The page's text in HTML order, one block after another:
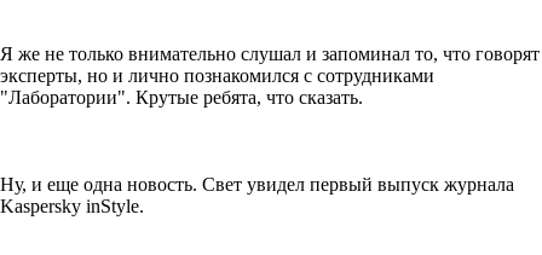
Я же не только внимательно слушал и запоминал то, что говорят
эксперты, но и лично познакомился с сотрудниками
"Лаборатории". Крутые ребята, что сказать.
Ну, и еще одна новость. Свет увидел первый выпуск журнала
Kaspersky inStyle.